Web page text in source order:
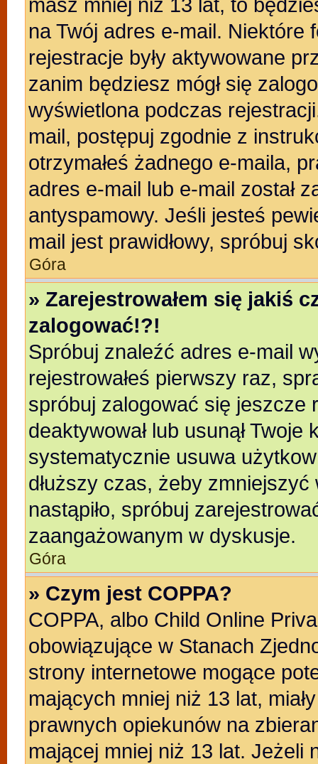
na Twój adres e-mail. Niektóre
rejestracje były aktywowane
zanim będziesz mógł się
wyświetlona podczas
mail, postępuj zgodnie z
otrzymałeś żadnego e-maila,
adres e-mail lub e-mail został
antyspamowy. Jeśli jesteś
mail jest prawidłowy, spróbuj
Góra
» Zarejestrowałem się jakiś
zalogować!?!
Spróbuj znaleźć adres e-mail
rejestrowałeś pierwszy raz,
spróbuj zalogować się jeszcze
deaktywował lub usunął
systematycznie usuwa
dłuższy czas, żeby
nastąpiło, spróbuj
zaangażowanym w dyskusje.
Góra
» Czym jest COPPA?
COPPA, albo Child Online
obowiązujące w Stanach
strony internetowe mogące
mających mniej niż 13 lat,
prawnych opiekunów na
mającej mniej niż 13 lat. Jeżeli